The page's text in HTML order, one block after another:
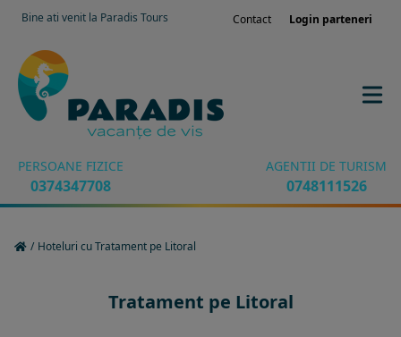
Bine ati venit la Paradis Tours Contact Login parteneri
PERSOANE FIZICE
0374347708
AGENTII DE TURISM
0748111526
/ Hoteluri cu Tratament pe Litoral
Tratament pe Litoral